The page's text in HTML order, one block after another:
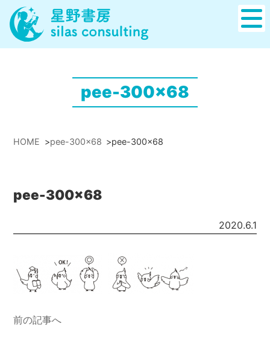
pee-300x68
HOME >pee-300x68 >pee-300x68
pee-300x68
2020.6.1
前の記事へ